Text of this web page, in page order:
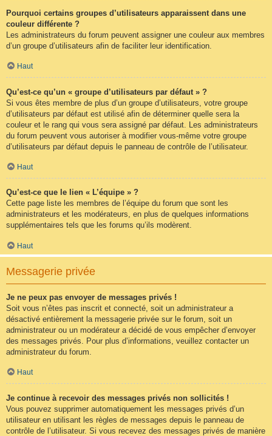
Pourquoi certains groupes d’utilisateurs apparaissent dans une
couleur différente ?
Les administrateurs du forum peuvent assigner une couleur aux membres
d’un groupe d’utilisateurs afin de faciliter leur identification.
Haut
Qu’est-ce qu’un « groupe d’utilisateurs par défaut » ?
Si vous êtes membre de plus d’un groupe d’utilisateurs, votre groupe
d’utilisateurs par défaut est utilisé afin de déterminer quelle sera la
couleur et le rang qui vous sera assigné par défaut. Les administrateurs
du forum peuvent vous autoriser à modifier vous-même votre groupe
d’utilisateurs par défaut depuis le panneau de contrôle de l’utilisateur.
Haut
Qu’est-ce que le lien « L’équipe » ?
Cette page liste les membres de l’équipe du forum que sont les
administrateurs et les modérateurs, en plus de quelques informations
supplémentaires tels que les forums qu’ils modèrent.
Haut
Messagerie privée
Je ne peux pas envoyer de messages privés !
Soit vous n’êtes pas inscrit et connecté, soit un administrateur a
désactivé entièrement la messagerie privée sur le forum, soit un
administrateur ou un modérateur a décidé de vous empêcher d’envoyer
des messages privés. Pour plus d’informations, veuillez contacter un
administrateur du forum.
Haut
Je continue à recevoir des messages privés non sollicités !
Vous pouvez supprimer automatiquement les messages privés d’un
utilisateur en utilisant les règles de messages depuis le panneau de
contrôle de l’utilisateur. Si vous recevez des messages privés de manière